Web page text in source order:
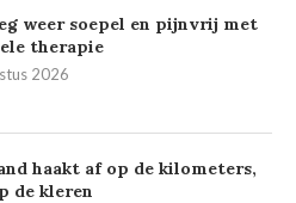
weer soepel en pijnvrij met
therapie
2026
haakt af op de kilometers,
de kleren